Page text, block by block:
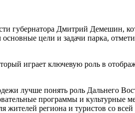
Дмитрий Демешин,
цели и задачи парка,
играет ключевую роль в
лучше понять роль Дальнего
программы и культурные
региона и туристов со всей